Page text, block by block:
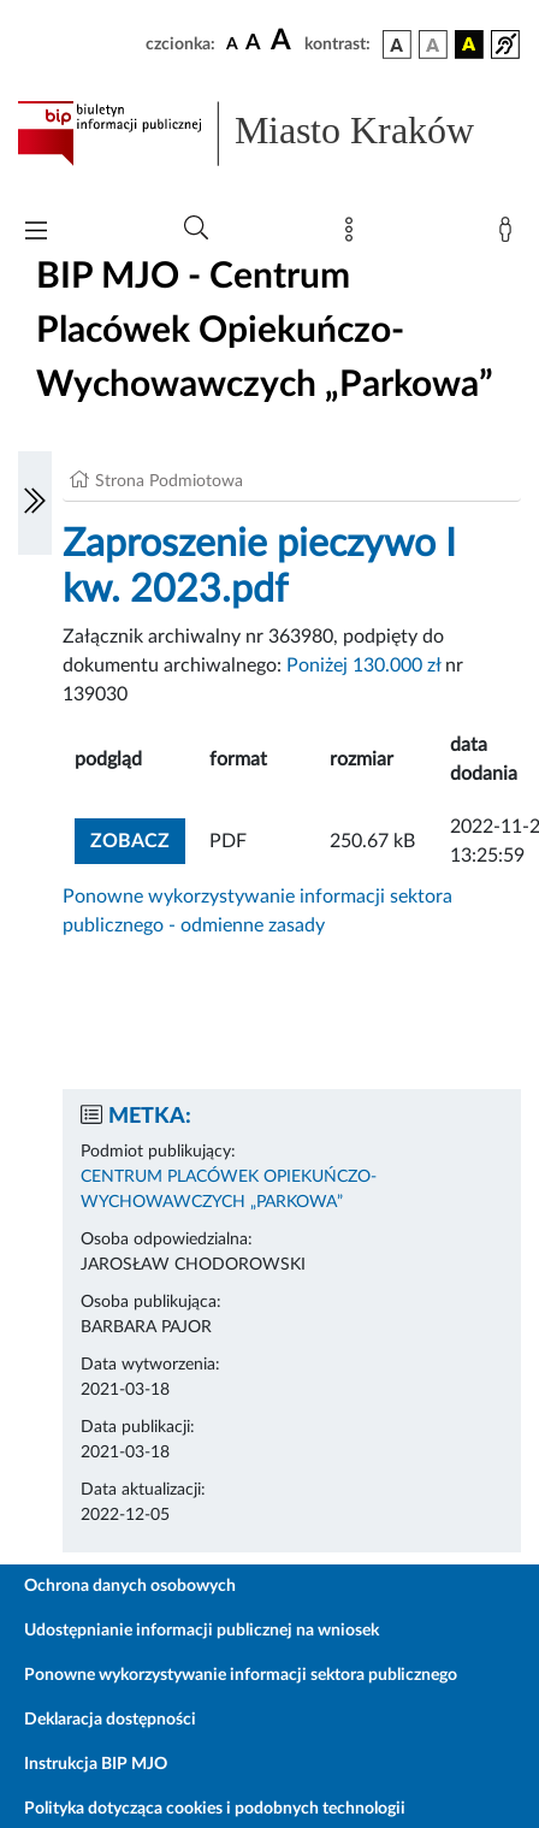
czcionka: A A A kontrast:
Miasto Kraków
BIP MJO - Centrum
Placówek Opiekuńczo-
Wychowawczych „Parkowa”
Strona Podmiotowa
Zaproszenie pieczywo I
kw. 2023.pdf
Załącznik archiwalny nr 363980, podpięty do
dokumentu archiwalnego: Poniżej 130.000 złnr
139030
podgląd format rozmiar
data
dodania
ZOBACZZOBACZ ZAŁĄCZNIK
PDF 250.67 kB
2022-11-
13:25:59
Ponowne wykorzystywanie informacji sektora
publicznego - odmienne zasady
METKA:
Podmiot publikujący:
CENTRUM PLACÓWEK OPIEKUŃCZO-
WYCHOWAWCZYCH „PARKOWA”
Osoba odpowiedzialna:
JAROSŁAW CHODOROWSKI
Osoba publikująca:
BARBARA PAJOR
Data wytworzenia:
2021-03-18
Data publikacji:
2021-03-18
Data aktualizacji:
2022-12-05
Ochrona danych osobowych
Udostępnianie informacji publicznej na wniosek
Ponowne wykorzystywanie informacji sektora publicznego
Deklaracja dostępności
Instrukcja BIP MJO
Polityka dotycząca cookies i podobnych technologii